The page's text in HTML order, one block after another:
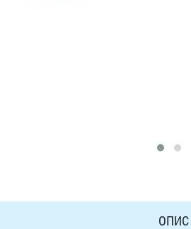
ОПИС